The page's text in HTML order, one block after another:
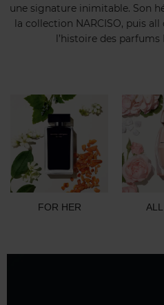
une signature inimitable. Son
la collection NARCISO, puis
l’histoire des
FOR HER